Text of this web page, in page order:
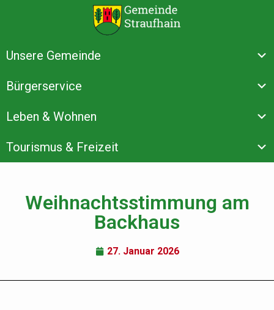
Unsere Gemeinde
Bürgerservice
Leben & Wohnen
Tourismus & Freizeit
Weihnachtsstimmung am
Backhaus
27. Januar 2026